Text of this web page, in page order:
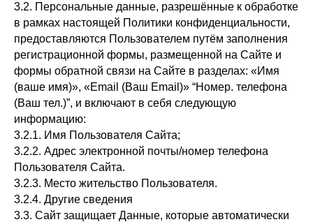
3.2. Персональные данные, разрешённые к обработке
в рамках настоящей Политики конфиденциальности,
предоставляются Пользователем путём заполнения
регистрационной формы, размещенной на Сайте и
формы обратной связи на Сайте в разделах: «Имя
(ваше имя)», «Email (Ваш Email)» “Номер. телефона
(Ваш тел.)”, и включают в себя следующую
информацию:
3.2.1. Имя Пользователя Сайта;
3.2.2. Адрес электронной почты/номер телефона
Пользователя Сайта.
3.2.3. Место жительство Пользователя.
3.2.4. Другие сведения
3.3. Сайт защищает Данные, которые автоматически